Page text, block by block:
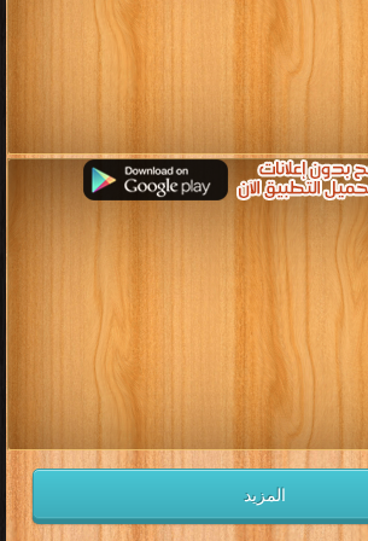
المزيد